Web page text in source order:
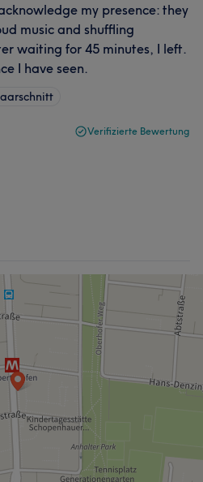
my presence: they
music and shuffling
waiting for 45 minutes, I left.
I have seen.
Verifizierte Bewertung